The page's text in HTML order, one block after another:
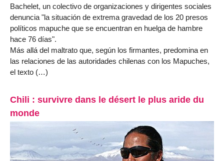
Bachelet, un colectivo de organizaciones y dirigentes sociales
denuncia "la situación de extrema gravedad de los 20 presos
políticos mapuche que se encuentran en huelga de hambre
hace 76 días".
Más allá del maltrato que, según los firmantes, predomina en
las relaciones de las autoridades chilenas con los Mapuches,
el texto (…)
Chili : survivre dans le désert le plus aride du
monde